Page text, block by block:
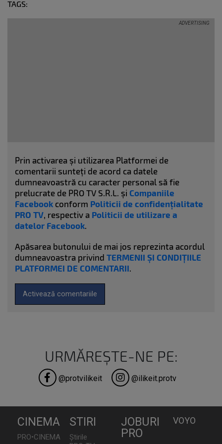
TAGS:
Prin activarea și utilizarea Platformei de
comentarii sunteți de acord ca datele
dumneavoastră cu caracter personal să fie
prelucrate de PRO TV S.R.L. și Companiile
Facebook conform Politicii de confidențialitate
PRO TV, respectiv a Politicii de utilizare a
datelor Facebook.
Apăsarea butonului de mai jos reprezinta acordul
dumneavoastra privind TERMENII ȘI CONDIȚIILE
PLATFORMEI DE COMENTARII.
Activează comentariile
URMĂREȘTE-NE PE:
@protvilikeit @ilikeit.protv
CINEMA
PRO•CINEMA
STIRI
Știrile
JOBURI
PRO
VOYO